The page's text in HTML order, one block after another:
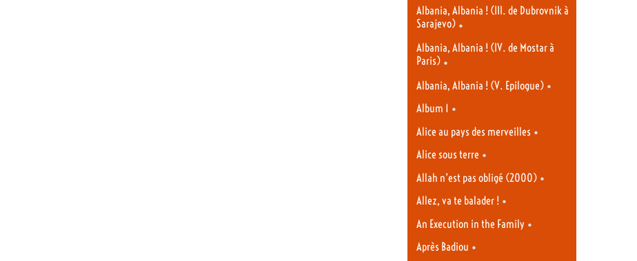
Albania, Albania ! (III. de Dubrovnik à
Sarajevo) •
Albania, Albania ! (IV. de Mostar à
Paris) •
Albania, Albania ! (V. Epilogue) •
Album 1 •
Alice au pays des merveilles •
Alice sous terre •
Allah n’est pas obligé (2000) •
Allez, va te balader ! •
An Execution in the Family •
Après Badiou •